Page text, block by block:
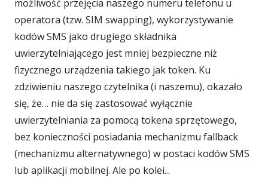
możliwość przejęcia naszego numeru telefonu u
operatora (tzw. SIM swapping), wykorzystywanie
kodów SMS jako drugiego składnika
uwierzytelniającego jest mniej bezpieczne niż
fizycznego urządzenia takiego jak token. Ku
zdziwieniu naszego czytelnika (i naszemu), okazało
się, że… nie da się zastosować wyłącznie
uwierzytelniania za pomocą tokena sprzętowego,
bez konieczności posiadania mechanizmu fallback
(mechanizmu alternatywnego) w postaci kodów SMS
lub aplikacji mobilnej. Ale po kolei...